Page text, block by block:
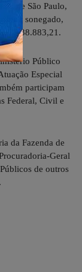
de São Paulo,
sonegado,
Público
Especial
participam
Federal, Civil e
da Fazenda de
Geral
de outros